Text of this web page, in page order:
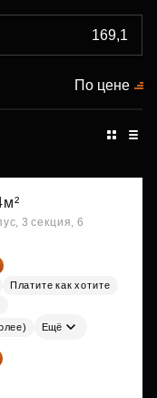
По цене
3 секция, 6
Платите как хотите
Ещё